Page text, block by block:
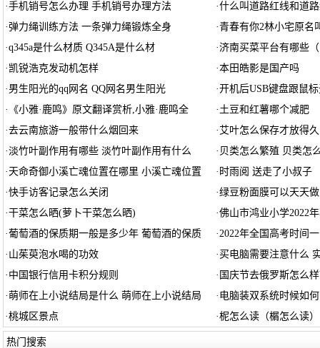
·手机销号怎么办理 手机销号办理方法 ·什么叫道路红线和道
·弹力绳训练方法 一条弹力绳锻炼全身 ·青春有你2林小宅原名
·q345a是什么材质 Q345A是什么材 ·济南买菜平台有哪些
· 凯锐浩克发动机怎样 ·本田皓影是国产吗
· 男生阳光的qq网名 QQ网名男生阳光 ·开机后USB键盘跟鼠
· 《小雅·鹿鸣》原文翻译赏析,小雅·鹿鸣全 · 土豆和红薯哪个减肥
·去云南旅游一般带什么烟回来 ·艾叶怎么保存才放得久
·淡竹叶副作用有哪些 淡竹叶副作用有什么 · 贝类怎么繁殖 贝类怎
· 天命奇御小溪亡魂位置在哪里 小溪亡魂位置 · 时雨阅 送走了小叔子
·快手访客记录怎么关闭 ·绿豆粉面膜可以天天
·干菜怎么晒(萝卜干菜怎么晒) ·佛山市鸿业小学2022
·葡萄酒的保质期一般是多少年 葡萄酒的保质 ·2022年全国高考时间
· 山茱萸泡水喝的功效 · 买电脑需要注意什么
· 中国银行信用卡积分规则 · 国庆节去俄罗斯怎么
· 萌师在上小说结局是什么 萌师在上小说结局 · 电脑装双系统时候如
·桃城区景点 ·柅怎么读（榍怎么读）
热门搜索